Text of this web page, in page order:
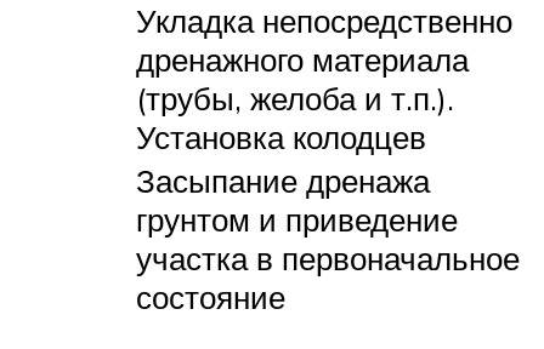
Укладка непосредственно
дренажного материала
(трубы, желоба и т.п.).
Установка колодцев
Засыпание дренажа
грунтом и приведение
участка в первоначальное
состояние